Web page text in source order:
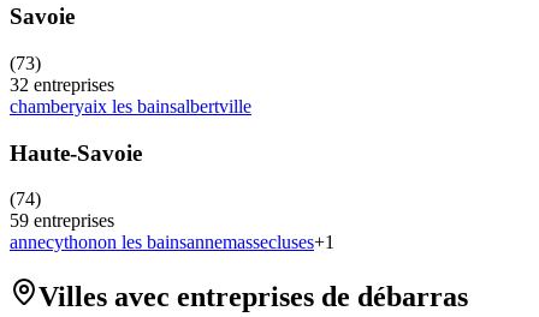
Savoie
(73)
32 entreprises
chamberyaix les bainsalbertville
Haute-Savoie
(74)
59 entreprises
annecythonon les bainsannemassecluses+1
Villes avec entreprises de débarras